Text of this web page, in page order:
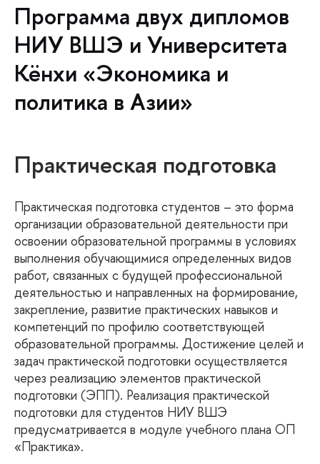
Программа двух дипломов
НИУ ВШЭ и Университета
Кёнхи «Экономика и
политика в Азии»
Практическая подготовка
Практическая подготовка студентов – это форма
организации образовательной деятельности при
освоении образовательной программы в условиях
выполнения обучающимися определенных видов
работ, связанных с будущей профессиональной
деятельностью и направленных на формирование,
закрепление, развитие практических навыков и
компетенций по профилю соответствующей
образовательной программы. Достижение целей и
задач практической подготовки осуществляется
через реализацию элементов практической
подготовки (ЭПП). Реализация практической
подготовки для студентов НИУ ВШЭ
предусматривается в модуле учебного плана ОП
«Практика».